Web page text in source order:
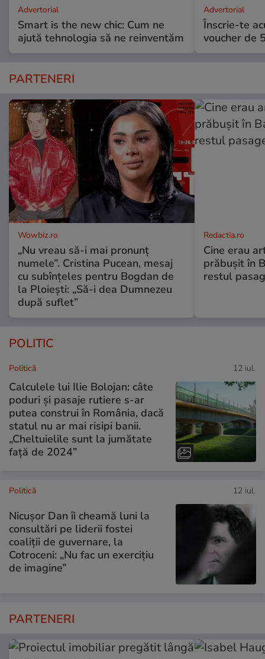
Advertorial
Smart is the new chic: Cum ne
ajută tehnologia să ne reinventăm
Advertorial
Înscrie-te
voucher de
PARTENERI
Wowbiz.ro
„Nu vreau să-i mai pronunț
numele”. Cristina Pucean, mesaj
cu subînțeles pentru Bogdan de
la Ploiești: „Să-i dea Dumnezeu
după suflet”
Redactia.ro
Cine erau
prăbușit în
restul
POLITIC
Politică 12 iul.
Calculele lui Ilie Bolojan: câte
poduri și pasaje rutiere s-ar
putea construi în România, dacă
statul nu ar mai risipi banii.
„Cheltuielile sunt la jumătate
faţă de 2024”
Politică 12 iul.
Nicușor Dan îi cheamă luni la
consultări pe liderii fostei
coaliții de guvernare, la
Cotroceni: „Nu fac un exercițiu
de imagine”
PARTENERI